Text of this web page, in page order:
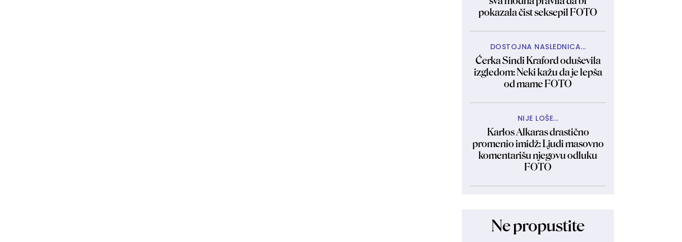
pokazala čist seksepil FOTO
DOSTOJNA NASLEDNICA...
Ćerka Sindi Kraford oduševila
izgledom: Neki kažu da je lepša
od mame FOTO
NIJE LOŠE...
Karlos Alkaras drastično
promenio imidž: Ljudi masovno
komentarišu njegovu odluku
FOTO
Ne propustite